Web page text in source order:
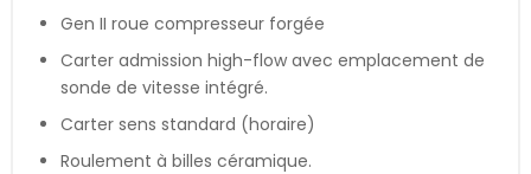
Gen II roue compresseur forgée
Carter admission high-flow avec emplacement de
sonde de vitesse intégré.
Carter sens standard (horaire)
Roulement à billes céramique.